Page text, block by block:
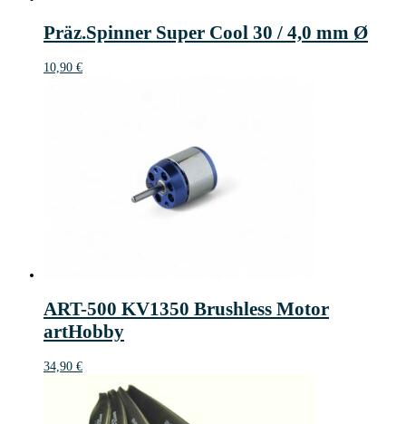
Präz.Spinner Super Cool 30 / 4,0 mm Ø
10,90 €
ART-500 KV1350 Brushless Motor
artHobby
34,90 €